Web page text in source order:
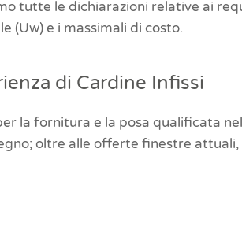
tutte le dichiarazioni relative ai
(Uw) e i massimali di costo.
di Cardine Infissi
la fornitura e la posa qualificata
oltre alle offerte finestre